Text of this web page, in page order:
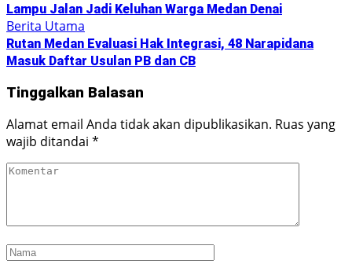
Lampu Jalan Jadi Keluhan Warga Medan Denai
Berita Utama
Rutan Medan Evaluasi Hak Integrasi, 48 Narapidana
Masuk Daftar Usulan PB dan CB
Tinggalkan Balasan
Alamat email Anda tidak akan dipublikasikan. Ruas yang
wajib ditandai *